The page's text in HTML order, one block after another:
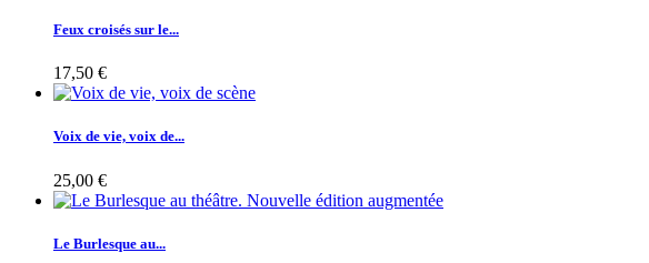
Feux croisés sur le...
17,50 €
Voix de vie, voix de...
25,00 €
Le Burlesque au...